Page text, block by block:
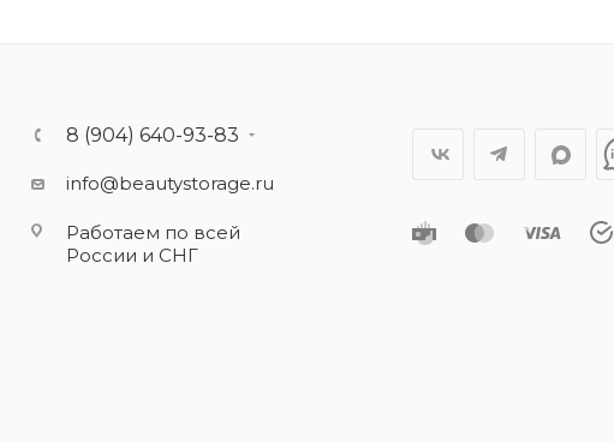
8 (904) 640-93-83
info@beautystorage.ru
Работаем по всей
России и СНГ